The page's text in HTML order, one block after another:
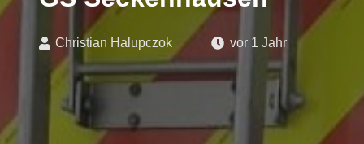
Christian Halupczok vor 1 Jahr